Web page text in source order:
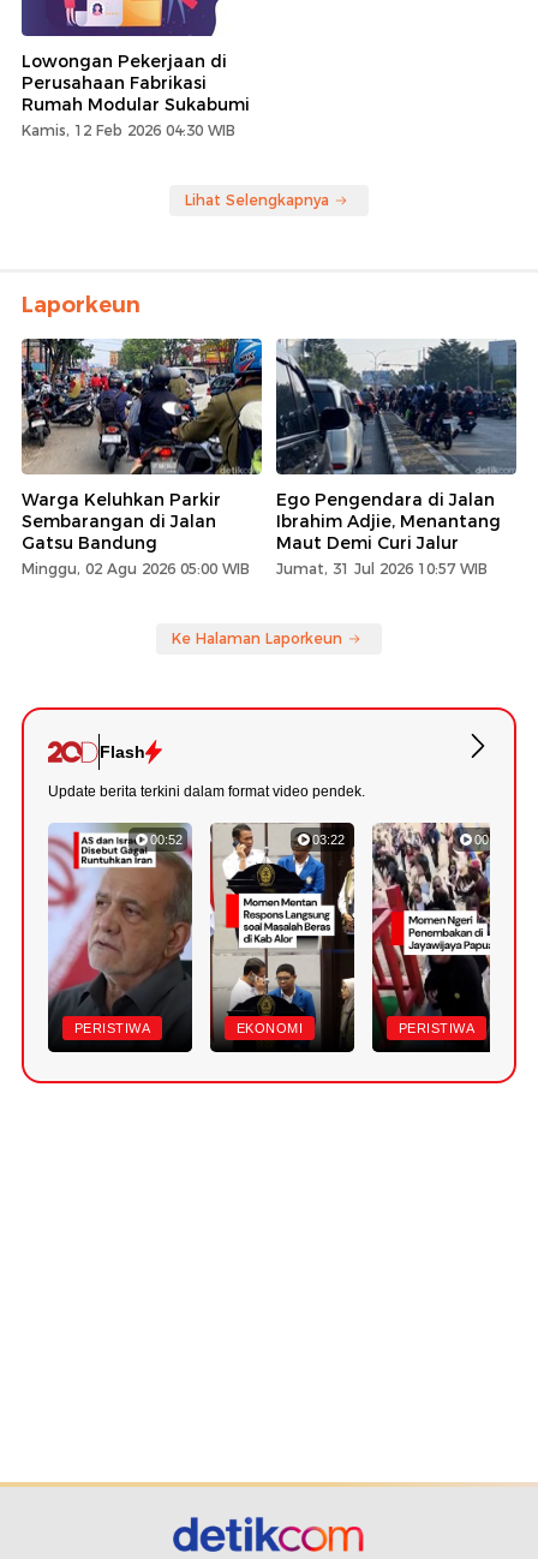
Lowongan Pekerjaan di
Perusahaan Fabrikasi
Rumah Modular Sukabumi
Kamis, 12 Feb 2026 04:30 WIB
Lihat Selengkapnya
Laporkeun
Warga Keluhkan Parkir
Sembarangan di Jalan
Gatsu Bandung
Minggu, 02 Agu 2026 05:00 WIB
Ego Pengendara di Jalan
Ibrahim Adjie, Menantang
Maut Demi Curi Jalur
Jumat, 31 Jul 2026 10:57 WIB
Ke Halaman Laporkeun
Flash
Update berita terkini dalam format video pendek.
00:52
PERISTIWA
03:22
EKONOMI
00:42
PERISTIWA